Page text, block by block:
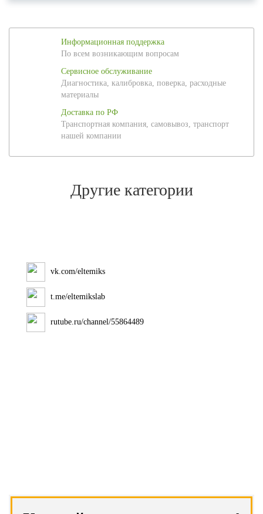
Информационная поддержка
По всем возникающим вопросам
Сервисное обслуживание
Диагностика, калибровка, поверка, расходные
материалы
Доставка по РФ
Транспортная компания, самовывоз, транспорт
нашей компании
Другие категории
vk.com/eltemiks
t.me/eltemikslab
rutube.ru/channel/55864489